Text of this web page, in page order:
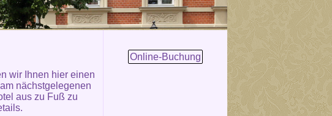
wir Ihnen hier einen
nächstgelegenen
aus zu Fuß zu
Online-Buchung